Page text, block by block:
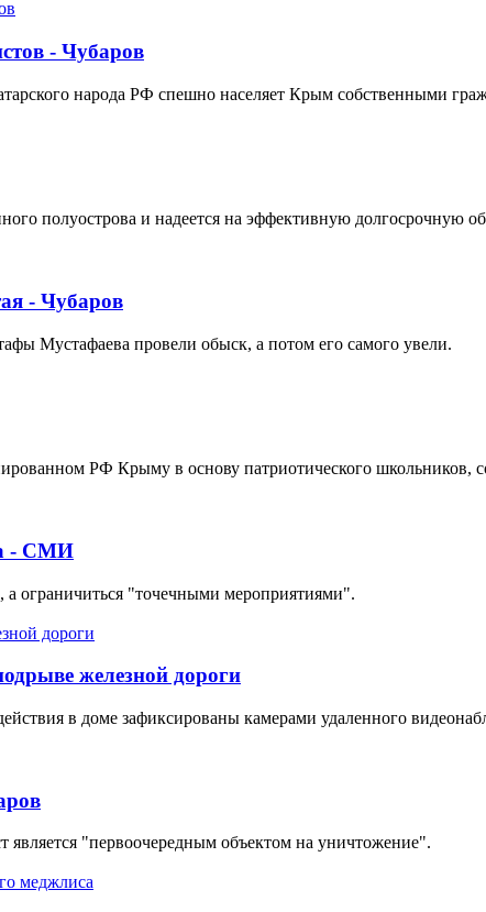
- Чубаров
народа РФ спешно населяет Крым собственными
полуострова и надеется на эффективную долгосрочную
- Чубаров
Мустафаева провели обыск, а потом его самого увели.
РФ Крыму в основу патриотического школьников,
- СМИ
ограничиться "точечными мероприятиями".
железной дороги
в доме зафиксированы камерами удаленного
"первоочередным объектом на уничтожение".